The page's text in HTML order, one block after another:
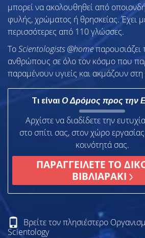
μπορεί να ακολουθηθεί από
φυλής, χρώματος ή θρησκείας. Έχει
περισσότερες από 110 γλώσσες.
ToScientologists @homeπαρουσιάζει
ανθρώπους σε όλο τον κόσμο που
παραμένουν υγιείς και ακμάζουν
Τι είναι Ο Δρόμος προς την
Αρχίστε να διαδίδετε την
στο σπίτι σας, στον χώρο
κοινότητά σας.
ΠΑΡΑΓΓΕΙΛΕΤΕ ΤΟ
ΒΙΒΛΙΑΡΑΚΙ
Βρείτε τον πλησιέστερο
Scientology